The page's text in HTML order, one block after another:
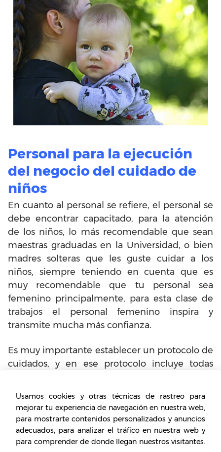
Personal para la ejecución
del negocio del cuidado de
niños
En cuanto al personal se refiere, el personal se
debe encontrar capacitado, para la atención
de los niños, lo más recomendable que sean
maestras graduadas en la Universidad, o bien
madres solteras que les guste cuidar a los
niños, siempre teniendo en cuenta que es
muy recomendable que tu personal sea
femenino principalmente, para esta clase de
trabajos el personal femenino inspira y
transmite mucha más confianza.
Es muy importante establecer un protocolo de
cuidados, y en ese protocolo incluye todas
puedan surgir durante el cuidado de los niños.
Es muy importante también incluir en tu base
de datos, una lista de los horarios que pueda
Usamos cookies y otras técnicas de rastreo para
mejorar tu experiencia de navegación en nuestra web,
para mostrarte contenidos personalizados y anuncios
adecuados, para analizar el tráfico en nuestra web y
para comprender de donde llegan nuestros visitantes.